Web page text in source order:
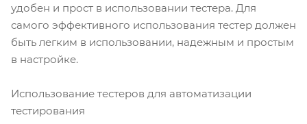
удобен и прост в использовании тестера. Для
самого эффективного использования тестер должен
быть легким в использовании, надежным и простым
в настройке.
Использование тестеров для автоматизации
тестирования